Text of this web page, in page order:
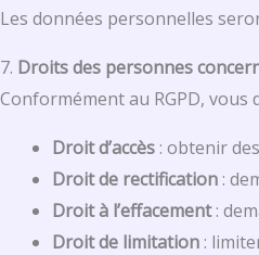
Les données personnelles
7. Droits des personnes
Conformément au RGPD,
Droit d’accès : obtenir
Droit de rectification :
Droit à l’effacement:
Droit de limitation :